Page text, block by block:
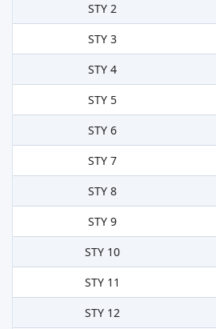
STY 2
STY 3
STY 4
STY 5
STY 6
STY 7
STY 8
STY 9
STY 10
STY 11
STY 12